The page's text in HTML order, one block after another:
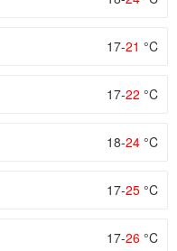
17-21 °C
17-22 °C
18-24 °C
17-25 °C
17-26 °C